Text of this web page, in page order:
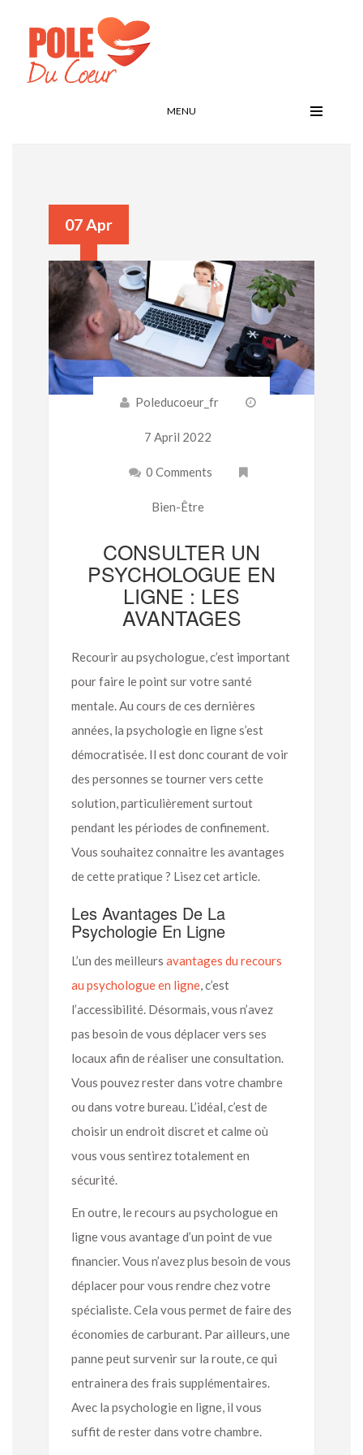
MENU
07 Apr
Poleducoeur_fr
7 April 2022
0 Comments
Bien-Être
CONSULTER UN
PSYCHOLOGUE EN
LIGNE : LES
AVANTAGES
Recourir au psychologue, c’est important
pour faire le point sur votre santé
mentale. Au cours de ces dernières
années, la psychologie en ligne s’est
démocratisée. Il est donc courant de voir
des personnes se tourner vers cette
solution, particulièrement surtout
pendant les périodes de confinement.
Vous souhaitez connaitre les avantages
de cette pratique ? Lisez cet article.
Les Avantages De La
Psychologie En Ligne
L’un des meilleurs avantages du recours
au psychologue en ligne, c’est
l’accessibilité. Désormais, vous n’avez
pas besoin de vous déplacer vers ses
locaux afin de réaliser une consultation.
Vous pouvez rester dans votre chambre
ou dans votre bureau. L’idéal, c’est de
choisir un endroit discret et calme où
vous vous sentirez totalement en
sécurité.
En outre, le recours au psychologue en
ligne vous avantage d’un point de vue
financier. Vous n’avez plus besoin de vous
déplacer pour vous rendre chez votre
spécialiste. Cela vous permet de faire des
économies de carburant. Par ailleurs, une
panne peut survenir sur la route, ce qui
entrainera des frais supplémentaires.
Avec la psychologie en ligne, il vous
suffit de rester dans votre chambre.